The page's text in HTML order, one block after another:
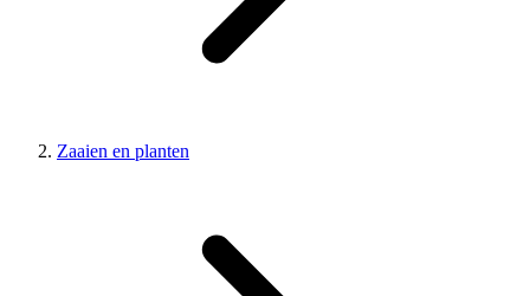
Zaaien en planten